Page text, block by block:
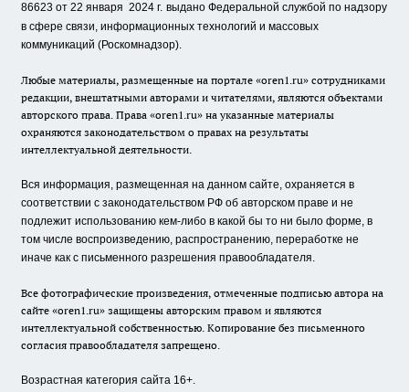
86623 от 22 января 2024 г. выдано Федеральной службой по надзору
в сфере связи, информационных технологий и массовых
коммуникаций (Роскомнадзор).
Любые материалы, размещенные на портале «oren1.ru» сотрудниками
редакции, внештатными авторами и читателями, являются объектами
авторского права. Права «oren1.ru» на указанные материалы
охраняются законодательством о правах на результаты
интеллектуальной деятельности.
Вся информация, размещенная на данном сайте, охраняется в
соответствии с законодательством РФ об авторском праве и не
подлежит использованию кем-либо в какой бы то ни было форме, в
том числе воспроизведению, распространению, переработке не
иначе как с письменного разрешения правообладателя.
Все фотографические произведения, отмеченные подписью автора на
сайте «oren1.ru» защищены авторским правом и являются
интеллектуальной собственностью. Копирование без письменного
согласия правообладателя запрещено.
Возрастная категория сайта 16+.